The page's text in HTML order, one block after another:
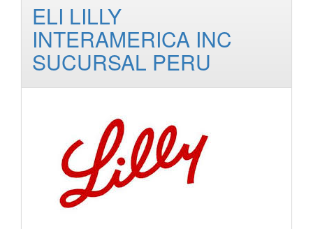
ELI LILLY
INTERAMERICA INC
SUCURSAL PERU